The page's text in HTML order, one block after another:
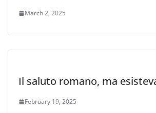
March 2, 2025
Il saluto romano, ma
February 19, 2025